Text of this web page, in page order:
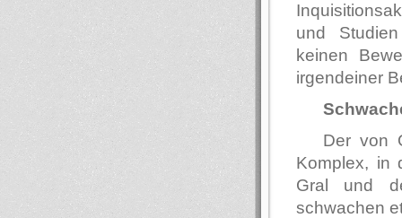
und
keinen
irgendeiner
Der von
Komplex, in
Gral und
schwachen